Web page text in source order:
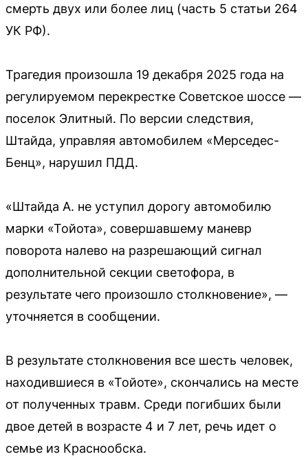
смерть двух или более лиц (часть 5 статьи 264
УК РФ).
Трагедия произошла 19 декабря 2025 года на
регулируемом перекрестке Советское шоссе —
поселок Элитный. По версии следствия,
Штайда, управляя автомобилем «Мерседес-
Бенц», нарушил ПДД.
«Штайда А. не уступил дорогу автомобилю
марки «Тойота», совершавшему маневр
поворота налево на разрешающий сигнал
дополнительной секции светофора, в
результате чего произошло столкновение», —
уточняется в сообщении.
В результате столкновения все шесть человек,
находившиеся в «Тойоте», скончались на месте
от полученных травм. Среди погибших были
двое детей в возрасте 4 и 7 лет, речь идет о
семье из Краснообска.